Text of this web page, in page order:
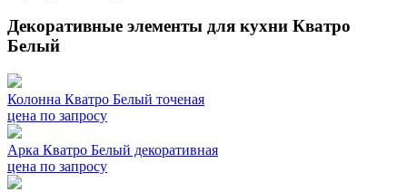
Декоративные элементы для кухни Кватро
Белый
Колонна Кватро Белый точеная
цена по запросу
Арка Кватро Белый декоративная
цена по запросу